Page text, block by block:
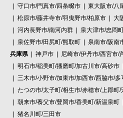
守口市/門真市/四条畷市
東大阪市/八
松原市/藤井寺市/羽曳野市/柏原市
大
河内長野市/南河内群
泉大津市/忠岡
泉佐野市/田尻町/熊取町
泉南市/阪南
兵庫県
神戸市
尼崎市/伊丹市/西宮市/
明石市/稲美町/播磨町/加古川市/高砂市
三木市/小野市/加東市/加西市/西脇市/多
たつの市/太子町/相生市/赤穂市/上郡町/
朝来市/養父市/豊岡市/香美町/新温泉町
猪名川町/三田市